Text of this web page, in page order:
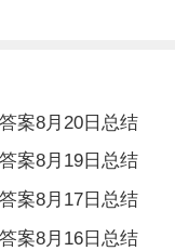
案8月20日总结
案8月19日总结
案8月17日总结
案8月16日总结